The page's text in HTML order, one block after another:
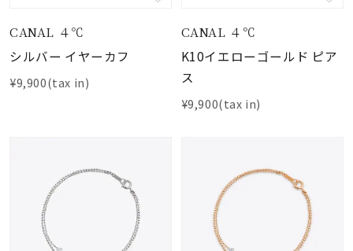
CANAL ４℃
シルバー イヤーカフ
¥9,900(tax in)
CANAL ４℃
K10イエローゴールド ピア
ス
¥9,900(tax in)